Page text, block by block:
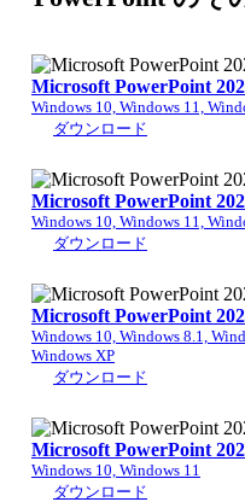
Microsoft PowerPoint
Windows 10, Windows 11,
ダウンロード
Microsoft PowerPoint
Windows 10, Windows 11,
ダウンロード
Microsoft PowerPoint
Windows 10, Windows 8.1,
Windows XP
ダウンロード
Microsoft PowerPoint
Windows 10, Windows 11
ダウンロード